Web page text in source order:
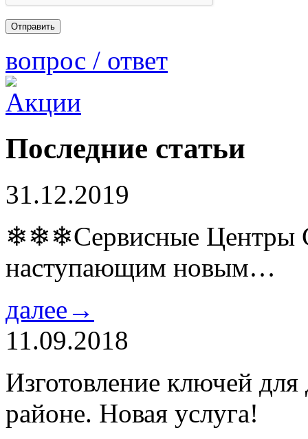
вопрос / ответ
Последние статьи
31.12.2019
❄❄❄Сервисные Центры
наступающим новым…
далее→
11.09.2018
Изготовление ключей
районе. Новая услуга!